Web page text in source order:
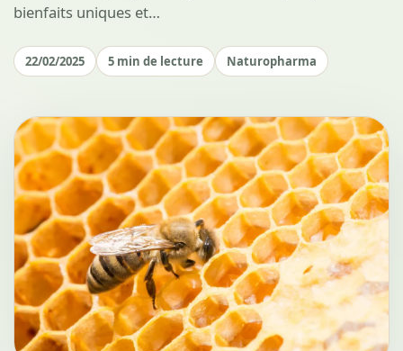
bienfaits uniques et…
22/02/2025 5 min de lecture Naturopharma